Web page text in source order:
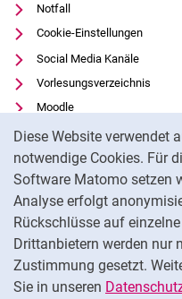
Diese Website verwendet
notwendige Cookies. Für
Software Matomo setzen
Analyse erfolgt
Rückschlüsse auf
Drittanbietern werden nur
Zustimmung gesetzt.
Sie in unseren
Notfall
Cookie-Einstellungen
Social Media Kanäle
Vorlesungsverzeichnis
Moodle
Panopto
Universitätsbibliothek
Datenschutz
Barrierefreiheit
Transparenter KI-Einsatz